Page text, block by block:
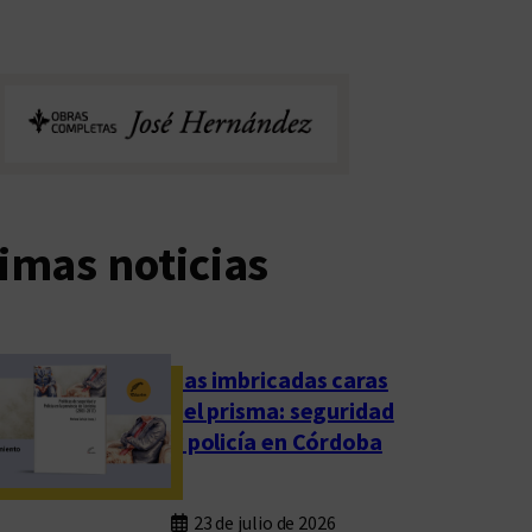
noticias
Las imbricadas caras
del prisma: seguridad
y policía en Córdoba
23 de julio de 2026